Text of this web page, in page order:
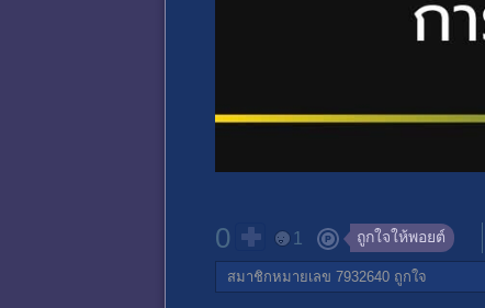
0 1 ถูกใจให้พอยต์
สมาชิกหมายเลข 7932640 ถูกใจ